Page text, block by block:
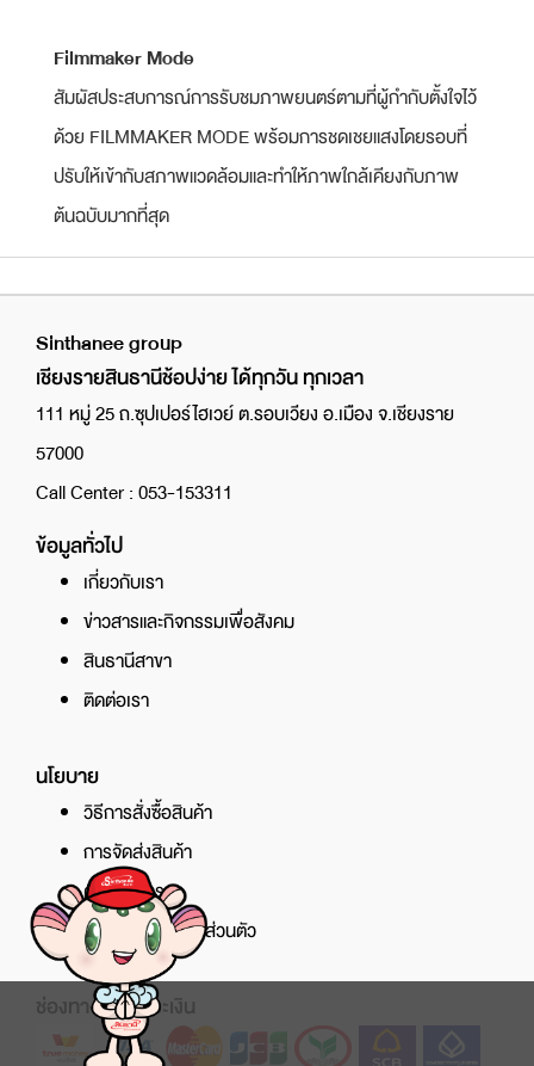
Filmmaker Mode
สัมผัสประสบการณ์การรับชมภาพยนตร์ตามที่ผู้กํากับตั้งใจไว้
ด้วย FILMMAKER MODE พร้อมการชดเชยแสงโดยรอบที่
ปรับให้เข้ากับสภาพแวดล้อมและทําให้ภาพใกล้เคียงกับภาพ
ต้นฉบับมากที่สุด
Sinthanee group
เชียงรายสินธานีช้อปง่าย ได้ทุกวัน ทุกเวลา
111 หมู่ 25 ถ.ซุปเปอร์ไฮเวย์ ต.รอบเวียง อ.เมือง จ.เชียงราย
57000
Call Center : 053-153311
ข้อมูลทั่วไป
เกี่ยวกับเรา
ข่าวสารและกิจกรรมเพื่อสังคม
สินธานีสาขา
ติดต่อเรา
นโยบาย
วิธีการสั่งซื้อสินค้า
การจัดส่งสินค้า
ศูนย์บริการ
นโยบายความเป็นส่วนตัว
ช่องทางการชำระเงิน